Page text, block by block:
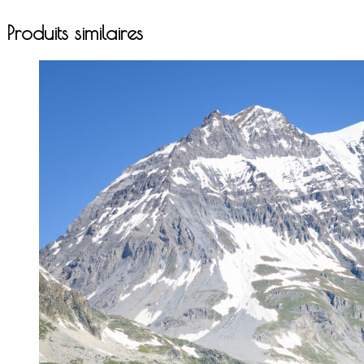
Produits similaires